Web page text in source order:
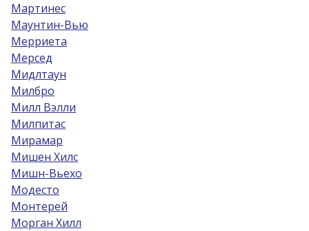
Мартинес
Маунтин-Вью
Мерриета
Мерсед
Мидлтаун
Милбро
Милл Вэлли
Милпитас
Мирамар
Мишен Хилс
Мишн-Вьехо
Модесто
Монтерей
Морган Хилл